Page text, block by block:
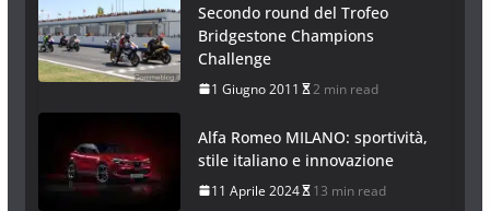
Secondo round del Trofeo
Bridgestone Champions
Challenge
1 Giugno 2011 2 min read
Alfa Romeo MILANO: sportività,
stile italiano e innovazione
11 Aprile 2024 13 min read